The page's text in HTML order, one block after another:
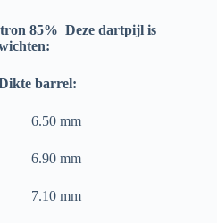
85% Deze dartpijl is
barrel:
mm
mm
mm